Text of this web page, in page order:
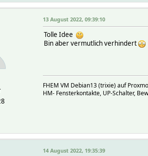
13 August 2022, 09:39:10
Tolle Idee
Bin aber vermutlich verhindert
FHEM VM Debian13 (trixie) auf
HM- Fensterkontakte, UP-Schalter,
14 August 2022, 19:35:39